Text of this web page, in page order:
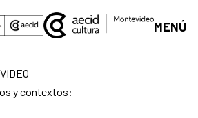
MENÚ
y contextos: